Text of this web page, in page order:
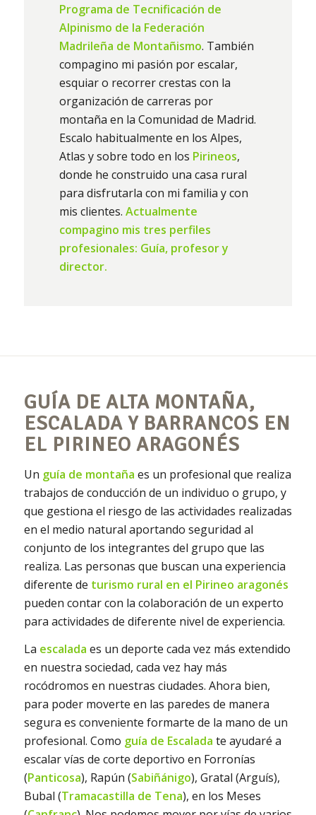
Programa de Tecnificación de
Alpinismo de la Federación
Madrileña de Montañismo. También
compagino mi pasión por escalar,
esquiar o recorrer crestas con la
organización de carreras por
montaña en la Comunidad de Madrid.
Escalo habitualmente en los Alpes,
Atlas y sobre todo en los Pirineos,
donde he construido una casa rural
para disfrutarla con mi familia y con
mis clientes. Actualmente
compagino mis tres perfiles
profesionales: Guía, profesor y
director.
GUÍA DE ALTA MONTAÑA,
ESCALADA Y BARRANCOS EN
EL PIRINEO ARAGONÉS
Un guía de montaña es un profesional que realiza
trabajos de conducción de un individuo o grupo, y
que gestiona el riesgo de las actividades realizadas
en el medio natural aportando seguridad al
conjunto de los integrantes del grupo que las
realiza. Las personas que buscan una experiencia
diferente de turismo rural en el Pirineo aragonés
pueden contar con la colaboración de un experto
para actividades de diferente nivel de experiencia.
La escalada es un deporte cada vez más extendido
en nuestra sociedad, cada vez hay más
rocódromos en nuestras ciudades. Ahora bien,
para poder moverte en las paredes de manera
segura es conveniente formarte de la mano de un
profesional. Como guía de Escalada te ayudaré a
escalar vías de corte deportivo en Forronías
(Panticosa), Rapún (Sabiñánigo), Gratal (Arguís),
Bubal (Tramacastilla de Tena), en los Meses